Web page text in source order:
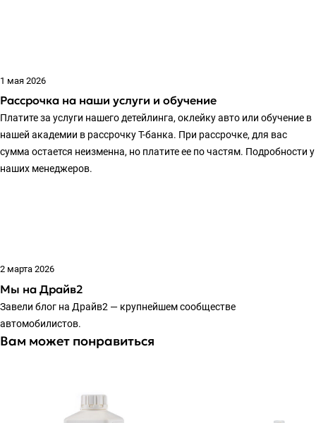
1 мая 2026
Рассрочка на наши услуги и обучение
Платите за услуги нашего детейлинга, оклейку авто или обучение в
нашей академии в рассрочку Т-банка. При рассрочке, для вас
сумма остается неизменна, но платите ее по частям. Подробности у
наших менеджеров.
2 марта 2026
Мы на Драйв2
Завели блог на Драйв2 — крупнейшем сообществе
автомобилистов.
Вам может понравиться